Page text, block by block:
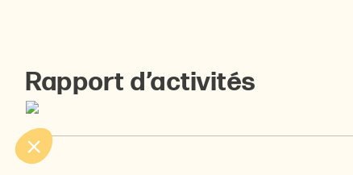
Rapport d’activités